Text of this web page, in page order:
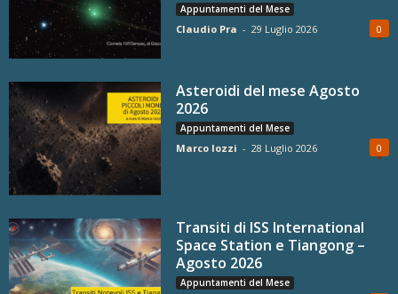
Appuntamenti del Mese
Claudio Pra - 29 Luglio 2026 0
Asteroidi del mese Agosto
2026
Appuntamenti del Mese
Marco Iozzi - 28 Luglio 2026 0
Transiti di ISS International
Space Station e Tiangong –
Agosto 2026
Appuntamenti del Mese